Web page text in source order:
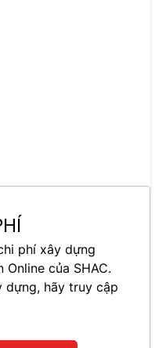
phí xây dựng
của SHAC.
hãy truy cập